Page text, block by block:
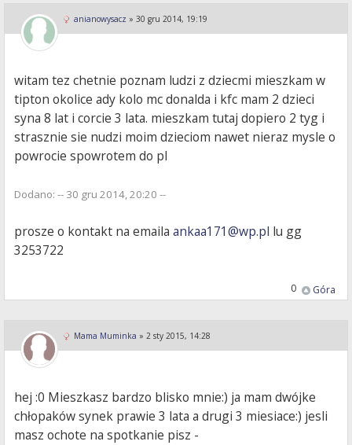
anianowysacz » 30 gru 2014, 19:19
witam tez chetnie poznam ludzi z dziecmi mieszkam w
tipton okolice ady kolo mc donalda i kfc mam 2 dzieci
syna 8 lat i corcie 3 lata. mieszkam tutaj dopiero 2 tyg i
strasznie sie nudzi moim dzieciom nawet nieraz mysle o
powrocie spowrotem do pl
Dodano: -- 30 gru 2014, 20:20 --
prosze o kontakt na emailaankaa171@wp.pl lu gg
3253722
Góra
0
Mama Muminka » 2 sty 2015, 14:28
hej :0 Mieszkasz bardzo blisko mnie:) ja mam dwójke
chłopaków synek prawie 3 lata a drugi 3 miesiace:) jesli
masz ochote na spotkanie pisz -